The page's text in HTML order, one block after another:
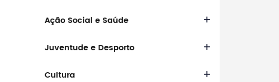
Tipo de conteúdo
Ação Social e Saúde
Juventude e Desporto
Cultura